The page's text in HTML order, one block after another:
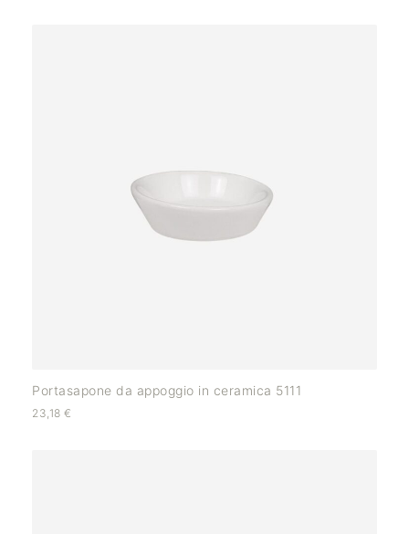
Portasapone da appoggio in ceramica 5111
23,18 €